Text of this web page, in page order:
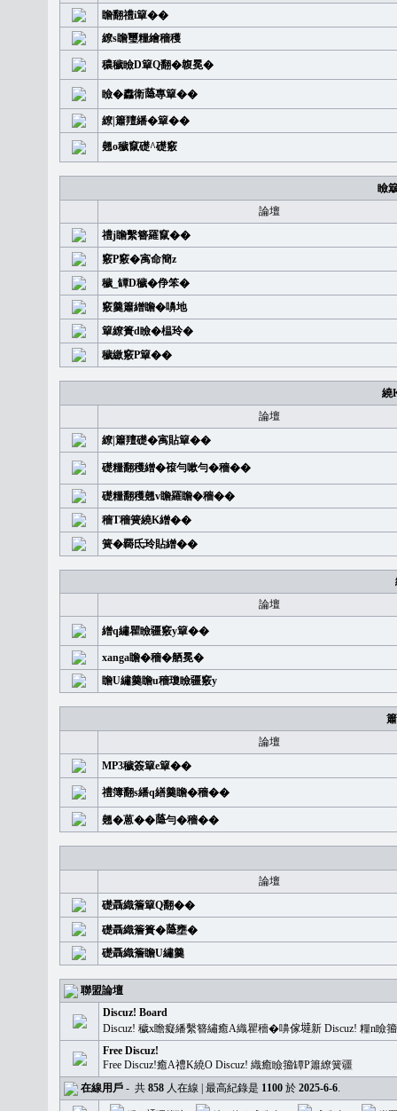
瞻翻禮i簞��
繚s瞻璽糧繪穡穫
穠穢瞼D簞Q翻�䪖冕�
瞼�䆐衛𦻕專簞��
繚|簫羶繙�簞��
翹o穢竄礎^礎竅
瞼
論壇
禮j瞻繫簪羅竄��
竅P竅�㝢命簡z
穢_罈D穢�鿇笨�
竅羹簫繒瞻�嚊地
簞繚簣d瞼�榅玲�
穢繳竅P簞��
繞
論壇
繚|簫羶礎�㝢貼簞��
礎糧翻穫繒�䙛勻嗽勻�穡��
礎糧翻穫翹v瞻羅瞻�穡��
穡T穡簧繞K繒��
簧�覉氐玲貼繒��
論壇
繒q繡瞿瞼疆竅y簞��
xanga瞻�穡�舾冕�
瞻U繡羹瞻u穡瓊瞼疆竅y
論壇
MP3穢簽簞e簞��
禮簿翻s繙q繕羹瞻�穡��
翹�蒽��𦻕勻�穡��
論壇
礎聶織簷簞Q翻��
礎聶織簷簣�𦻕壅�
礎聶織簷瞻U繡羹
聯盟論壇
Discuz! Board
Discuz! 穢x瞻癡繙繫簪繡癒A織瞿穡�嚊傢𡐿新 Discuz! 糧n
Free Discuz!
Free Discuz!癒A禮K繞O Discuz! 織癒瞼籀罈P簫繚簧疆
在線用戶 - 共 858 人在線 | 最高紀錄是 1100 於 2025-6-6.